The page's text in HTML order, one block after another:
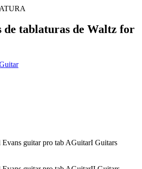
tablaturas de Waltz for